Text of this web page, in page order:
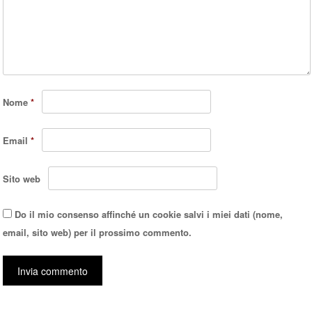
Nome*
Email*
Sito web
Do il mio consenso affinché un cookie salvi i miei dati (nome,
email, sito web) per il prossimo commento.